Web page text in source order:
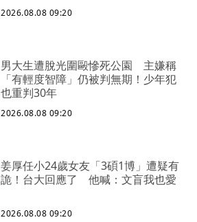
2026.08.08 09:20
男大生遭脫光圍毆慘死公園 主嫌稱
「有輕度智障」仍被判無期！少年犯
也重判30年
2026.08.08 09:20
姜厚任小24歲女友「3碩1博」遭疑有
詭！台大回應了 他喊：文盲我也愛
2026.08.08 09:20